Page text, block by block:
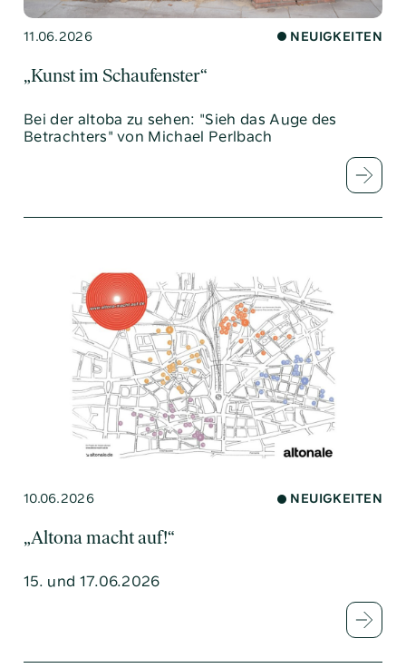
11.06.2026 NEUIGKEITEN
„Kunst im Schaufenster“
Bei der altoba zu sehen: "Sieh das Auge des
Betrachters" von Michael Perlbach
10.06.2026 NEUIGKEITEN
„Altona macht auf!“
15. und 17.06.2026